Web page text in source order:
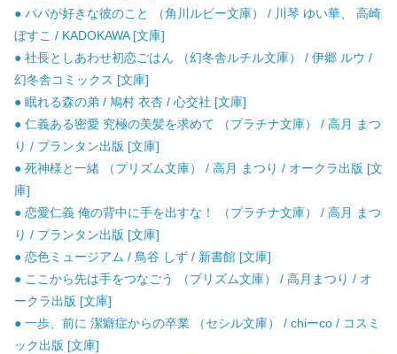
● パパが好きな彼のこと （角川ルビー文庫） / 川琴 ゆい華、 高崎
ぼすこ / KADOKAWA [文庫]
● 社長としあわせ初恋ごはん （幻冬舎ルチル文庫） / 伊郷 ルウ /
幻冬舎コミックス [文庫]
● 眠れる森の弟 / 鳩村 衣杏 / 心交社 [文庫]
● 仁義ある密愛 究極の美髪を求めて （プラチナ文庫） / 高月 まつ
り / プランタン出版 [文庫]
● 死神様と一緒 （プリズム文庫） / 高月 まつり / オークラ出版 [文
庫]
● 恋愛仁義 俺の背中に手を出すな！ （プラチナ文庫） / 高月 まつ
り / プランタン出版 [文庫]
● 恋色ミュージアム / 鳥谷 しず / 新書館 [文庫]
● ここから先は手をつなごう （プリズム文庫） / 高月まつり / オ
ークラ出版 [文庫]
● 一歩、前に 潔癖症からの卒業 （セシル文庫） / chiーco / コスミ
ック出版 [文庫]